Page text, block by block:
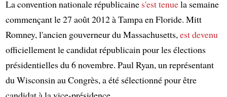
La convention nationale républicaine s'est tenuela semaine
commençant le 27 août 2012 à Tampa en Floride. Mitt
Romney, l'ancien gouverneur du Massachusetts,est devenu
officiellement le candidat républicain pour les élections
présidentielles du 6 novembre. Paul Ryan, un représentant
du Wisconsin au Congrès, a été sélectionné pour être